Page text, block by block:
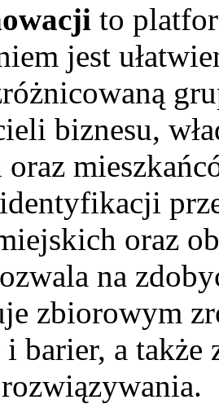
to
jest
biznesu,
oraz
na
zbiorowym
barier, a także